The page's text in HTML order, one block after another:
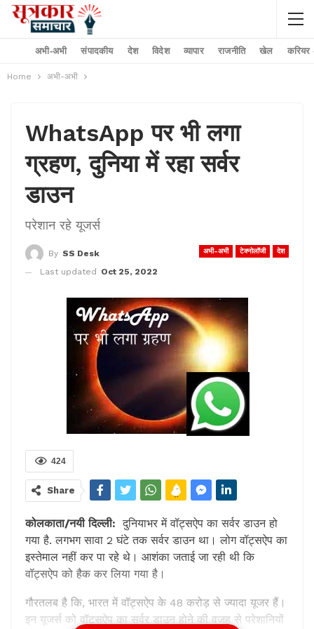
अभी-अभी संपादकीय देश विदेश व्यापार राजनीति खेल करियर
Home अभी-अभी
WhatsApp पर भी लगा
ग्रहण, दुनिया में रहा सर्वर
डाउन
परेशान रहे यूजर्स
अभी-अभी टेक्नोलॉजी देश
By SS Desk
Last updated
Oct 25, 2022
424
Share
कोलकाता/नयी दिल्ली: दुनियाभर में वॉट्सऐप का सर्वर डाउन हो
गया है. लगभग सावा 2 घंटे तक सर्वर डाउन था। लोग वॉट्सऐप का
इस्तेमाल नहीं कर पा रहे थे। आशंका जताई जा रही थी कि
वॉट्सऐप को हैक कर लिया गया है।
गौरतलब है कि, भारत में वॉट्सऐप के 48 करोड़ से ज्यादा यूजर हैं।
इन यूजर्स को वॉट्सऐप का सर्वर डाउन होने की वजह से परेशानियों